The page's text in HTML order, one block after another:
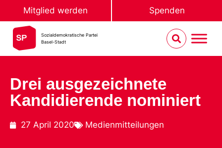
Mitglied werden Spenden
Sozialdemokratische Partei
Basel-Stadt
Drei ausgezeichnete
Kandidierende nominiert
27 April 2020 Medienmitteilungen